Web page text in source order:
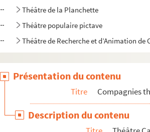
Théâtre de la Planchette
Théâtre populaire pictave
Théâtre de Recherche et d’Animation de
Théâtre Sans Domicile
Théâtre d'Union culturelle de Paris
Théâtre de la vallée
Les trois Jeanne
Présentation du contenu
Titre Compagnies
Description du contenu